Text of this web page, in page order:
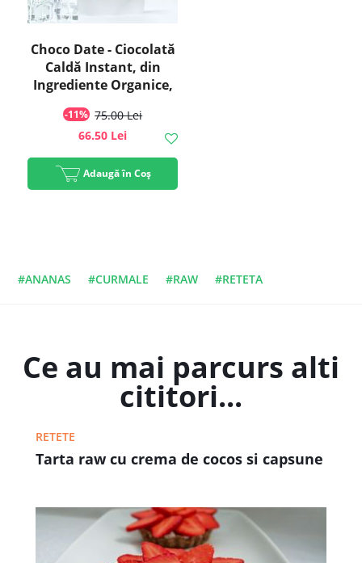
Choco Date - Ciocolată
Caldă Instant, din
Ingrediente Organice,
Intens de Curmale,
ECO, 375g | Golden
Flavours
-11% 75.00 Lei
66.50 Lei
Adaugă în Coș
#ANANAS #CURMALE #RAW #RETETA
Ce au mai parcurs alti
cititori...
RETETE
Tarta raw cu crema de cocos si capsune